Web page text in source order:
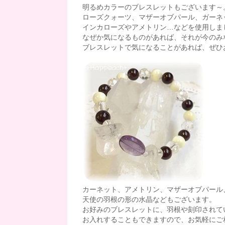
明るめカラーのブレスレットもございます～
ローズクォーツ、マザーオブパール、ガーネ
インカローズやアメトリン…などを使用しま
なぜか気になるものがあれば、それが今の
ブレスレットで気になることがあれば、ぜ
カーネット、アメトリン、マザーオブパー
天使の羽根の形の水晶などもございます。
お好みのブレスレットに、羽根や刻印され
お入れすることもできますので、お気軽に